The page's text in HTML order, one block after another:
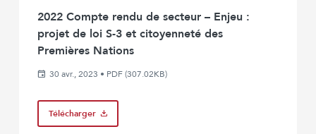
2022 Compte rendu de secteur – Enjeu :
projet de loi S-3 et citoyenneté des
Premières Nations
30 avr., 2023 • PDF (307.02KB)
Télécharger